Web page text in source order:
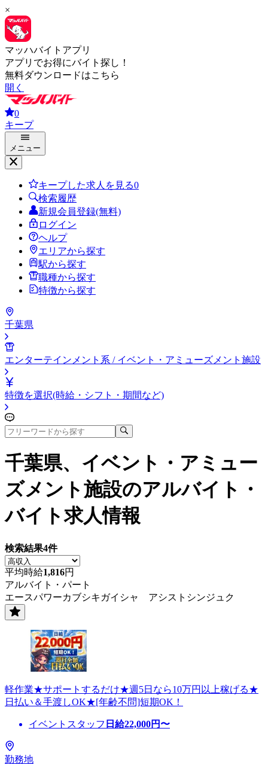
×
マッハバイトアプリ
アプリでお得にバイト探し！
無料ダウンロードはこちら
開く
0
キープ
メニュー
キープした求人を見る0
検索履歴
新規会員登録(無料)
ログイン
ヘルプ
エリアから探す
駅から探す
職種から探す
特徴から探す
千葉県
エンターテインメント系 / イベント・アミューズメント施設
特徴を選択(時給・シフト・期間など)
千葉県、イベント・アミュー
ズメント施設のアルバイト・
バイト求人情報
検索結果4件
平均時給1,816円
アルバイト・パート
エースパワーカブシキガイシャ アシストシンジュク
軽作業★サポートするだけ★週5日なら10万円以上稼げる★
日払い＆手渡しOK★[年齢不問]短期OK！
イベントスタッフ 日給22,000円〜
勤務地